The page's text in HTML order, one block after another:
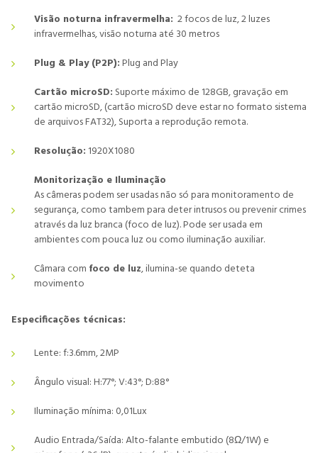
Visão noturna infravermelha: 2 focos de luz, 2 luzes
infravermelhas, visão noturna até 30 metros
Plug & Play (P2P):Plug and Play
Cartão microSD: Suporte máximo de 128GB, gravação em
cartão microSD, (cartão microSD deve estar no formato sistema
de arquivos FAT32), Suporta a reprodução remota.
Resolução: 1920X1080
Monitorização e Iluminação
As câmeras podem ser usadas não só para monitoramento de
segurança, como tambem para deter intrusos ou prevenir crimes
através da luz branca (foco de luz). Pode ser usada em
ambientes com pouca luz ou como iluminação auxiliar.
Câmara com foco de luz, ilumina-se quando deteta
movimento
Especificações técnicas:
Lente: f:3.6mm, 2MP
Ângulo visual: H:77°; V:43°; D:88°
Iluminação mínima: 0,01Lux
Audio Entrada/Saída: Alto-falante embutido (8Ω/1W) e